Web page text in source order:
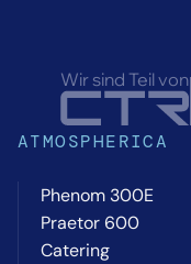
Wir sind Teil von
ATMOSPHERICA
Phenom 300E
Praetor 600
Catering